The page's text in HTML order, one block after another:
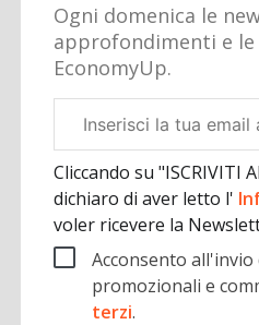
Ogni domenica le
approfondimenti e
EconomyUp.
aziendale
Cliccando su "ISCRIVITI
dichiaro di aver letto l'
voler ricevere la
Acconsento
promozionali e
terzi.